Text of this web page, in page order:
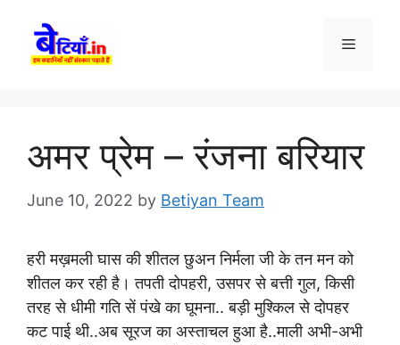
content
Menu
अमर प्रेम – रंजना बरियार
June 10, 2022 by Betiyan Team
हरी मख़मली घास की शीतल छुअन निर्मला जी के तन मन को
शीतल कर रही है। तपती दोपहरी, उसपर से बत्ती गुल, किसी
तरह से धीमी गति सें पंखे का घूमना.. बड़ी मुश्किल से दोपहर
कट पाई थी..अब सूरज का अस्ताचल हुआ है..माली अभी-अभी